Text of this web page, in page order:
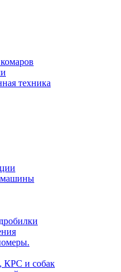
техника
машины
КРС и собак